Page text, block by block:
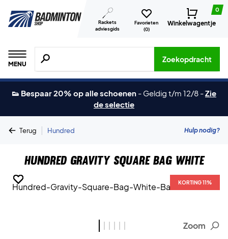
Rackets
adviesgids
Favorieten
(0)
0
Winkelwagentje
MENU
Zoeken naar producten, merken etc.
Zoekopdracht
👟 Bespaar 20% op alle schoenen - Geldig t/m 12/8 -Zie
de selectie
Terug | Hundred Hulp nodig?
Hundred Gravity Square Bag White
KORTING 11%
KORTING 11%
KORTING 11%
KORTING 11%
KORTING 11%
KORTING 11%
Zoom